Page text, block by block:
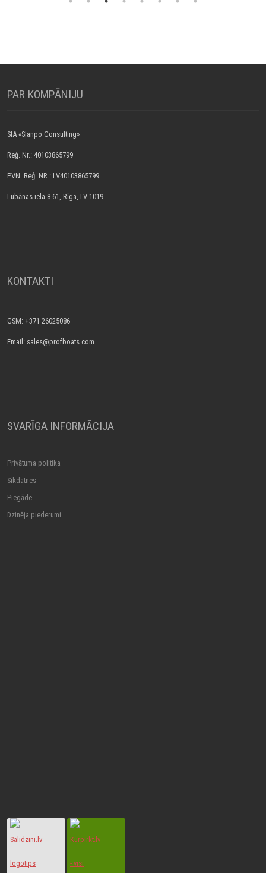
PAR КOMPĀNIJU
SIA «Slanpo Consulting»
Reģ. Nr.: 40103865799
PVN Reģ. NR.: LV40103865799
Lubānas iela 8-61, Rīga, LV-1019
KONTAKTI
GSM: +371 26025086
Email: sales@profboats.com
SVARĪGA INFORMĀCIJA
Privātuma politika
Sīkdatnes
Piegāde
Dzinēja piederumi